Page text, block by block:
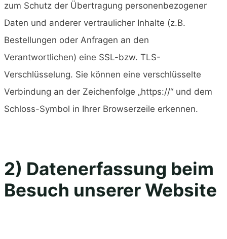
zum Schutz der Übertragung personenbezogener
Daten und anderer vertraulicher Inhalte (z.B.
Bestellungen oder Anfragen an den
Verantwortlichen) eine SSL-bzw. TLS-
Verschlüsselung. Sie können eine verschlüsselte
Verbindung an der Zeichenfolge „https://“ und dem
Schloss-Symbol in Ihrer Browserzeile erkennen.
2) Datenerfassung beim
Besuch unserer Website